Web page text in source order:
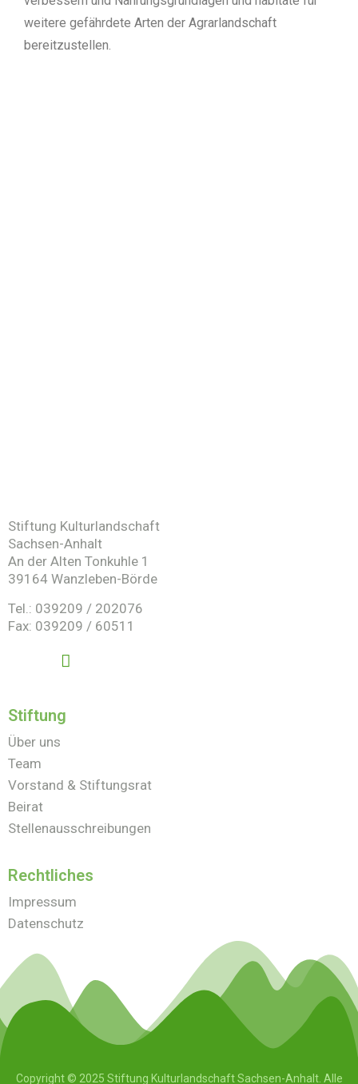
weitere gefährdete Arten der Agrarlandschaft
bereitzustellen.
Stiftung Kulturlandschaft
Sachsen-Anhalt
An der Alten Tonkuhle 1
39164 Wanzleben-Börde
Tel.: 039209 / 202076
Fax: 039209 / 60511
Stiftung
Über uns
Team
Vorstand & Stiftungsrat
Beirat
Stellenausschreibungen
Rechtliches
Impressum
Datenschutz
Copyright © 2025 Stiftung Kulturlandschaft Sachsen-Anhalt. Alle